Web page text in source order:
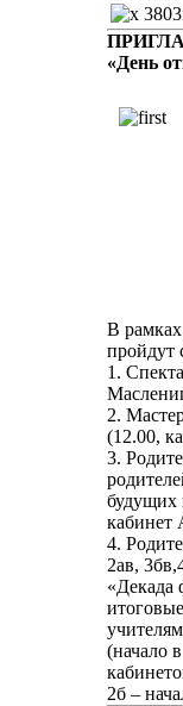
«День
В
пройдут
1.
2.
(12.00,
3.
будущих
кабинет
4.
2ав,
«Декада
(начало
2б –